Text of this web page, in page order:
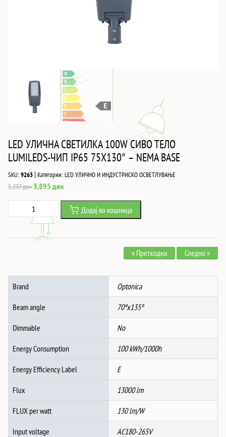
LED УЛИЧНА СВЕТИЛКА 100W СИВО ТЕЛО
LUMILEDS-ЧИП IP65 75X130° – NEMA BASE
SKU:9263 | Категории:LED УЛИЧНО И ИНДУСТРИСКО ОСВЕТЛУВАЊЕ
5,237ден Original
was:
5,237 ден.
3,895 денCurrent
price
3,895 ден.
УЛИЧНА
LUMILEDS-
ЧИП
IP65
BASE
Додај во кошница
« Претходна Следно »
Brand Optonica
Beam angle 70ºx135º
Dimmable No
Energy Consumption 100 kWh/1000h
Energy Efficiency Label E
Flux 13000 lm
FLUX per watt 130 lm/W
Input voltage AC180-265V